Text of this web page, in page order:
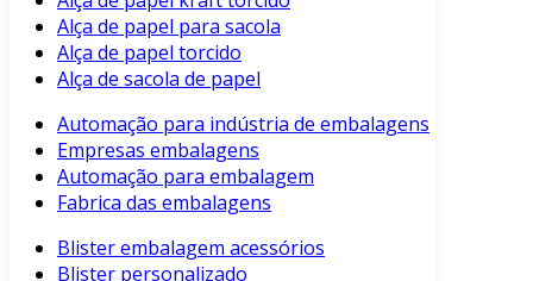
Alça de papel para sacola
Alça de papel torcido
Alça de sacola de papel
Automação para indústria de embalagens
Empresas embalagens
Automação para embalagem
Fabrica das embalagens
Blister embalagem acessórios
Blister personalizado